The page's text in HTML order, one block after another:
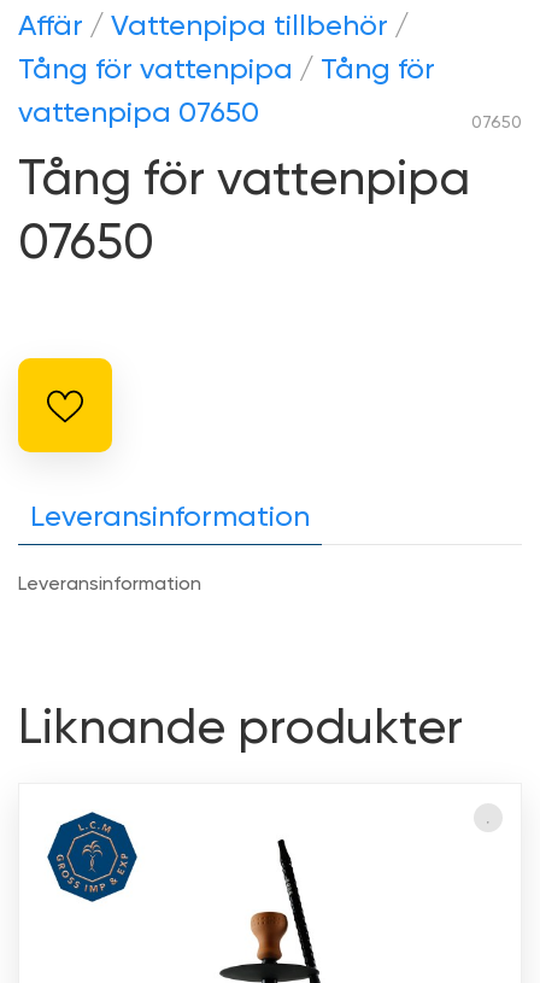
Аffär
Vattenpipa tillbehör
Tång för vattenpipa
Tång för
vattenpipa 07650
07650
Tång för vattenpipa
07650
Leveransinformation
Leveransinformation
Liknande produkter